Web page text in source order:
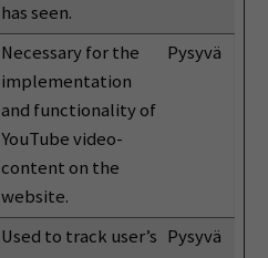
has seen.
Necessary for the
implementation
and functionality of
YouTube video-
content on the
website.
Pysyvä
Used to track user’s Pysyvä